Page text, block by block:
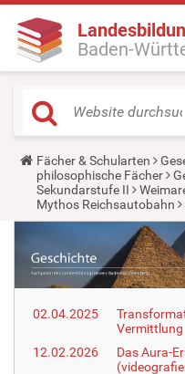
Baden-
Y
o
u
a
r
e
r
e
Fächer & Schularten
philosophische Fächer
Sekundarstufe II
Mythos Reichsautobahn
02.04.2025
Vermittlung
12.02.2026
Das Aura-